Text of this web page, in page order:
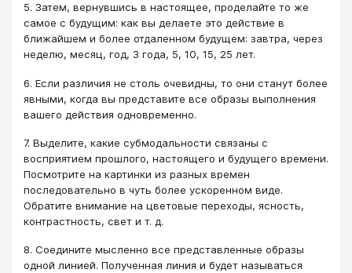
5. Затем, вернувшись в настоящее, проделайте то же
самое с будущим: как вы делаете это действие в
ближайшем и более отдаленном будущем: завтра, через
неделю, месяц, год, 3 года, 5, 10, 15, 25 лет.
6. Если различия не столь очевидны, то они станут более
явными, когда вы представите все образы выполнения
вашего действия одновременно.
7. Выделите, какие субмодальности связаны с
восприятием прошлого, настоящего и будущего времени.
Посмотрите на картинки из разных времен
последовательно в чуть более ускоренном виде.
Обратите внимание на цветовые переходы, ясность,
контрастность, свет и т. д.
8. Соедините мысленно все представленные образы
одной линией. Полученная линия и будет называться